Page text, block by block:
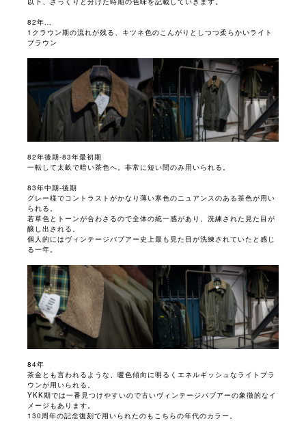
82年…
1クラウン期の流れが残る、キツネ色のこんがりとしつつ柔らかいライト
ブラウン
82年後期-83年最初期
一転して太畝で暗い茶色へ。非常に短い間のみ用いられる。
83年中期-後期
グレー様でコントラストがかなり薄い寒色のニュアンスのある茶色が用い
られる。
若草色とトーンが合わさるので全体の統一感があり、洗練された見た目が
醸し出される。
個人的にはヴィンテージバブアー史上最も見た目が洗練されていたと感じ
る一年。
84年
茶金とも言われるような、暖色傾向に明るくエネルギッシュなライトブラ
ウンが用いられる。
YKK期では一番見つけやすいので古いヴィンテージバブアーの象徴的なイ
メージもあります。
130周年の記念復刻で用いられたのもこちらの年代のカラー。